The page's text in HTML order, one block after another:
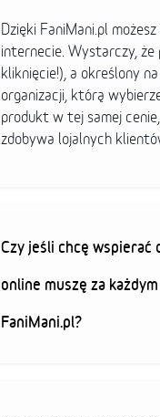
Dzięki FaniMani.pl
internecie. Wystarczy,
kliknięcie!), a określony
organizacji, którą
produkt w tej samej
zdobywa lojalnych
Czy jeśli chcę wspierać
online muszę za
FaniMani.pl?